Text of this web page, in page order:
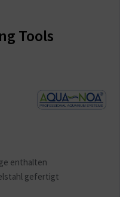
Tools
enthalten
gefertigt